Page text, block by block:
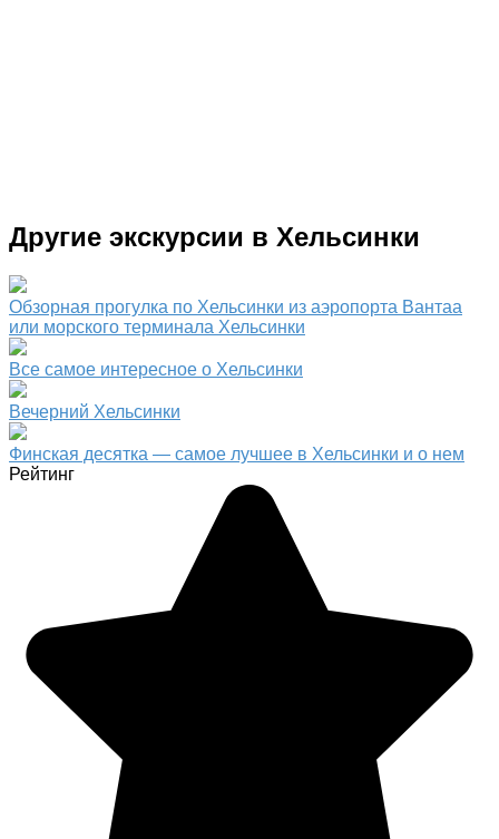
Другие экскурсии в Хельсинки
Обзорная прогулка по Хельсинки из аэропорта Вантаа
или морского терминала Хельсинки
Все самое интересное о Хельсинки
Вечерний Хельсинки
Финская десятка — самое лучшее в Хельсинки и о нем
Рейтинг